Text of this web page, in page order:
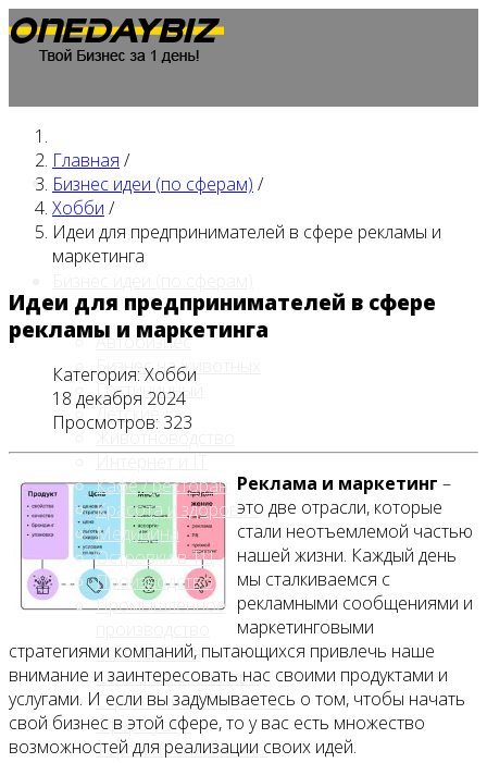
Главная
Автобизнес
Бизнес на животных
Гостиничный
Детские
Животноводство
Кафе / ресторан
Красота и здоровье
Медицина
Островки в ТЦ
Производство
Промышленное
Развлечения
Сельское хозяйство
Строительство, ремонт
Сфера услуг
Торговля и магазины
Главная /
Бизнес идеи (по сферам) /
Хобби /
Идеи для предпринимателей в сфере рекламы и
маркетинга
Идеи для предпринимателей в сфере
рекламы и маркетинга
Категория: Хобби
18 декабря 2024
Просмотров: 323
Реклама и маркетинг –
это две отрасли, которые
стали неотъемлемой частью
нашей жизни. Каждый день
мы сталкиваемся с
рекламными сообщениями и
маркетинговыми
стратегиями компаний, пытающихся привлечь наше
внимание и заинтересовать нас своими продуктами и
услугами. И если вы задумываетесь о том, чтобы начать
свой бизнес в этой сфере, то у вас есть множество
возможностей для реализации своих идей.